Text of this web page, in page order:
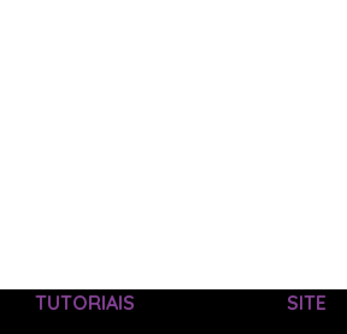
TUTORIAIS SITE